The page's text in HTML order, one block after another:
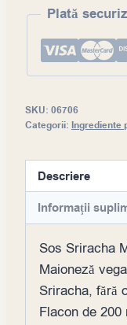
Plată
SKU: 06706
Categorii: Ingrediente
Descriere
Informații
Sos Sriracha
Maioneză
Sriracha, fără
Flacon de 200